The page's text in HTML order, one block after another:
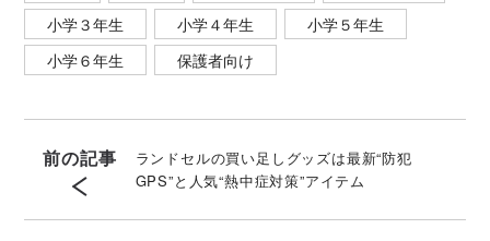
小学３年生
小学４年生
小学５年生
小学６年生
保護者向け
前の記事
ランドセルの買い足しグッズは最新“防犯
GPS”と人気“熱中症対策”アイテム